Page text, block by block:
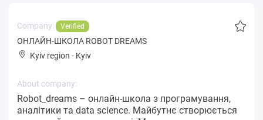
Company: Verified
ОНЛАЙН-ШКОЛА ROBOT DREAMS
Kyiv region - Kyiv
About company:
Robot_dreams – онлайн-школа з програмування,
аналітики та data science. Майбутнє створюється